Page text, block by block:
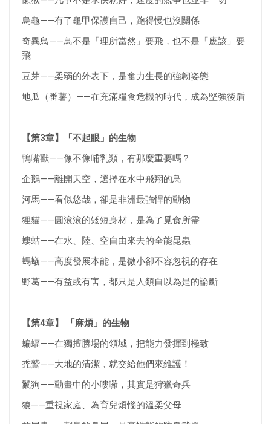
烏龜——有了龜甲保護自己，跑得慢也沒關係
奇異鳥——鳥不是「理所當然」要飛，也不是「應該」要
飛
豆芽——柔弱的外表下，是奮力生長的強韌姿態
地瓜（番薯）——在充滿糧食危機的時代，成為堅強後盾
【第3章】「不起眼」的生物
鴨嘴獸——像不像哺乳類，有那麼重要嗎？
企鵝——離開天空，選擇在水中飛翔的鳥
河馬——看似悠哉，卻是非洲最強悍的動物
狸貓——圓滾滾的矮短身材，是為了覓食所需
螻蛄——在水、陸、空自由來去的全能昆蟲
螞蟻——高度發展本能，是微小卻不容忽視的存在
野葛——有益或有害，都只是人類自以為是的論斷
【第4章】 「麻煩」的生物
蝙蝠——在獨擅勝場的領域，把能力發揮到極致
禿鷲——大地的清潔，就交給他們來維護！
鬣狗——動畫中的小嘍囉，其實是狩獵奇兵
狼——重視家庭、為育兒煩惱的溫柔父母